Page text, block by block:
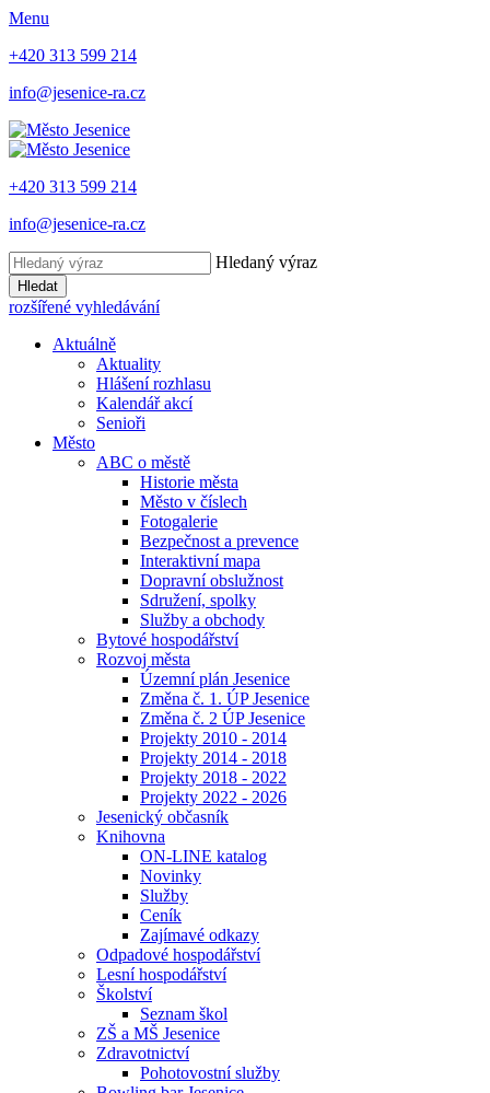
Menu
+420 313 599 214
info@jesenice-ra.cz
+420 313 599 214
info@jesenice-ra.cz
Hledaný výraz
Hledat
rozšířené vyhledávání
Aktuálně
Aktuality
Hlášení rozhlasu
Kalendář akcí
Senioři
Město
ABC o městě
Historie města
Město v číslech
Fotogalerie
Bezpečnost a prevence
Interaktivní mapa
Dopravní obslužnost
Sdružení, spolky
Služby a obchody
Bytové hospodářství
Rozvoj města
Územní plán Jesenice
Změna č. 1. ÚP Jesenice
Změna č. 2 ÚP Jesenice
Projekty 2010 - 2014
Projekty 2014 - 2018
Projekty 2018 - 2022
Projekty 2022 - 2026
Jesenický občasník
Knihovna
ON-LINE katalog
Novinky
Služby
Ceník
Zajímavé odkazy
Odpadové hospodářství
Lesní hospodářství
Školství
Seznam škol
ZŠ a MŠ Jesenice
Zdravotnictví
Pohotovostní služby